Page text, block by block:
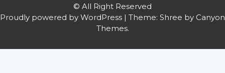
© All Right Reserved
Proudly powered by WordPress | Theme: Shree by Canyon
Themes.